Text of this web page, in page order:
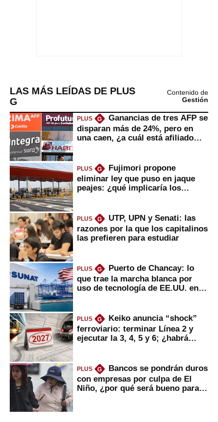
LAS MÁS LEÍDAS DE PLUS
G
Contenido de
Gestión
PLUS G
Ganancias de tres AFP se
disparan más de 24%, pero en
una caen, ¿a cuál está afiliado
PLUS G
Fujimori propone
eliminar ley que puso en jaque
peajes: ¿qué implicaría los
PLUS G
UTP, UPN y Senati: las
razones por la que los capitalinos
las prefieren para estudiar
PLUS G
Puerto de Chancay: lo
que trae la marcha blanca por
uso de tecnología de EE.UU. en
PLUS G
Keiko anuncia “shock”
ferroviario: terminar Línea 2 y
ejecutar la 3, 4, 5 y 6; ¿habrá
PLUS G
Bancos se pondrán duros
con empresas por culpa de El
Niño, ¿por qué será bueno para